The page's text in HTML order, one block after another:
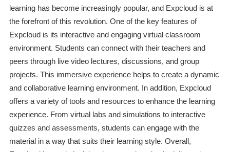
learning has become increasingly popular, and Expcloud is at
the forefront of this revolution. One of the key features of
Expcloud is its interactive and engaging virtual classroom
environment. Students can connect with their teachers and
peers through live video lectures, discussions, and group
projects. This immersive experience helps to create a dynamic
and collaborative learning environment. In addition, Expcloud
offers a variety of tools and resources to enhance the learning
experience. From virtual labs and simulations to interactive
quizzes and assessments, students can engage with the
material in a way that suits their learning style. Overall,